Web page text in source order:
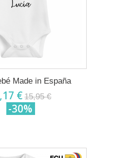
Made in España
€ 15,95 €
-30%